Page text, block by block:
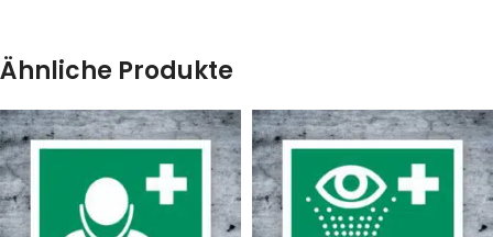
Ähnliche Produkte